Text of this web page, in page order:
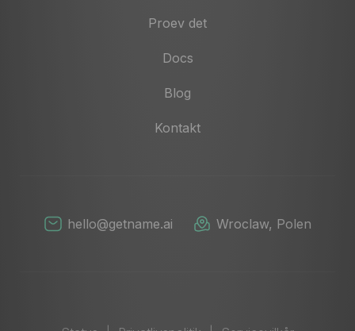
Proev det
Docs
Blog
Kontakt
hello@getname.ai Wroclaw, Polen